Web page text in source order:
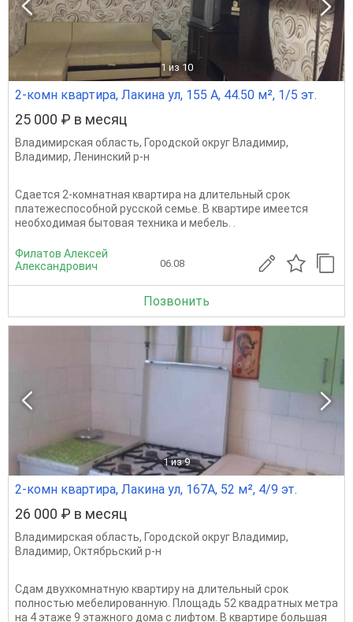
1 из 10
2-комн квартира, Лакина ул, 155 А, 44.50 м², 1/5 эт.
25 000 ₽ в месяц
Владимирская область, Городской округ Владимир,
Владимир, Ленинский р-н
Сдается 2-комнатная квартира на длительный срок
платежеспособной русской семье. В квартире имеется
необходимая бытовая техника и мебель. .
Филатов Алексей
Александрович
06.08
Позвонить
1 из 9
2-комн квартира, Лакина ул, 167А, 52 м², 4/9 эт.
26 000 ₽ в месяц
Владимирская область, Городской округ Владимир,
Владимир, Октябрьский р-н
Сдам двухкомнатную квартиру на длительный срок
полностью мебелированную. Площадь 52 квадратных метра
на 4 этаже 9 этажного дома с лифтом. В квартире большая